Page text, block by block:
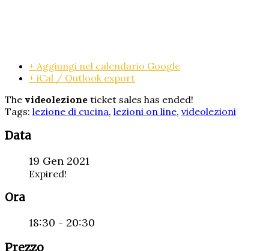
+ Aggiungi nel calendario Google
+ iCal / Outlook export
The videolezione ticket sales has ended!
Tags: lezione di cucina, lezioni on line, videolezioni
Data
19 Gen 2021
Expired!
Ora
18:30 - 20:30
Prezzo